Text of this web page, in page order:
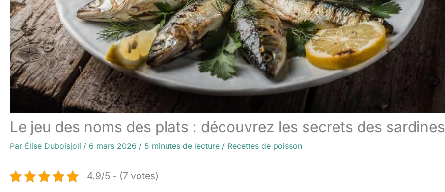
Le jeu des noms des plats : découvrez les secrets des sardines
Par Élise Duboisjoli / 6 mars 2026 / 5 minutes de lecture / Recettes de poisson
4.9/5 - (7 votes)